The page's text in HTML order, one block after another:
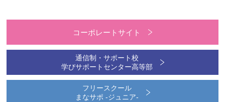
コーポレートサイト
通信制・サポート校
学びサポートセンター高等部
フリースクール
まなサポ -ジュニア-